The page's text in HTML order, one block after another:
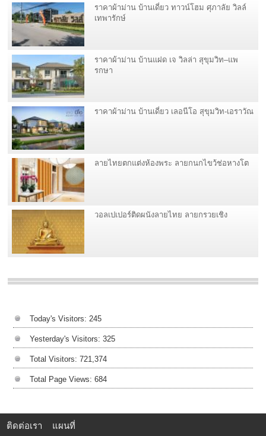
ราคาผ้าม่าน บ้านเดี่ยว ทาวน์โฮม ศุภาลัย วิลล์
เทพารักษ์
ราคาผ้าม่าน บ้านแฝด เจ วิลล่า สุขุมวิท–แพ
รกษา
ราคาผ้าม่าน บ้านเดี่ยว เลอนีโอ สุขุมวิท-เอราวัณ
ลายไทยตกแต่งห้องพระ ลายกนกไขว้ช่อหางโต
วอลเปเปอร์ติดผนังลายไทย ลายกรวยเชิง
Today's Visitors: 245
Yesterday's Visitors: 325
Total Visitors: 721,374
Total Page Views: 684
ติดต่อเรา แผนที่